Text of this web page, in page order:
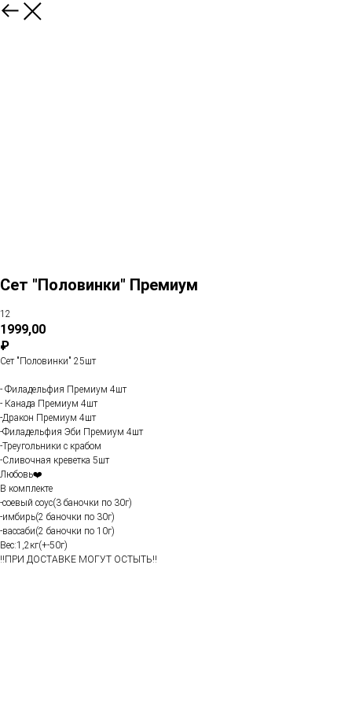
Сет "Половинки" Премиум
12
1999,00
₽
Сет "Половинки" 25шт
- Филадельфия Премиум 4шт
- Канада Премиум 4шт
-Дракон Премиум 4шт
-Филадельфия Эби Премиум 4шт
-Треугольники с крабом
-Сливочная креветка 5шт
Любовь❤️
В комплекте
-соевый соус(3 баночки по 30г)
-имбирь(2 баночки по 30г)
-вассаби(2 баночки по 10г)
Вес:1,2кг(+-50г)
‼️ПРИ ДОСТАВКЕ МОГУТ ОСТЫТЬ‼️